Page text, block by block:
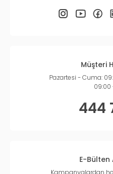
Müşteri
Pazartesi - Cuma:
09:00
444
E-Bülten
Kampanyalardan